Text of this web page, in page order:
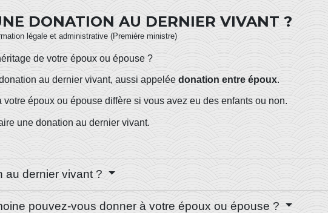
DONATION AU DERNIER VIVANT ?
légale et administrative (Première ministre)
de votre époux ou épouse ?
au dernier vivant, aussi appelée donation entre époux.
votre époux ou épouse diffère si vous avez eu des enfants ou non.
une donation au dernier vivant.
au dernier vivant ?
pouvez-vous donner à votre époux ou épouse ?